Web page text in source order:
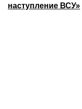
наступление ВСУ»